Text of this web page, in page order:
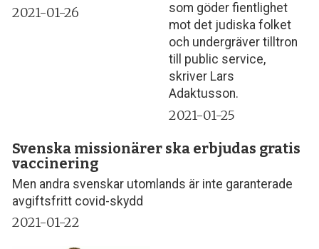
2021-01-26
som göder fientlighet
mot det judiska folket
och undergräver tilltron
till public service,
skriver Lars
Adaktusson.
2021-01-25
Svenska missionärer ska erbjudas gratis
vaccinering
Men andra svenskar utomlands är inte garanterade
avgiftsfritt covid-skydd
2021-01-22